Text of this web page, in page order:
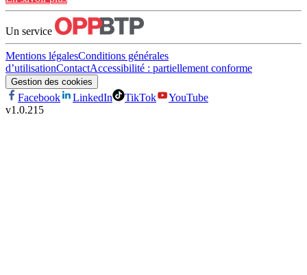
Un service
Mentions légalesConditions générales
d’utilisationContactAccessibilité : partiellement conforme
Gestion des cookies
Facebook LinkedIn TikTok
YouTube
v1.0.215